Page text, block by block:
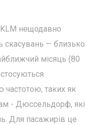
KLM нещодавно
скасувань — близько
місяць (80
таких як
- Дюссельдорф, які
Для пасажирів це